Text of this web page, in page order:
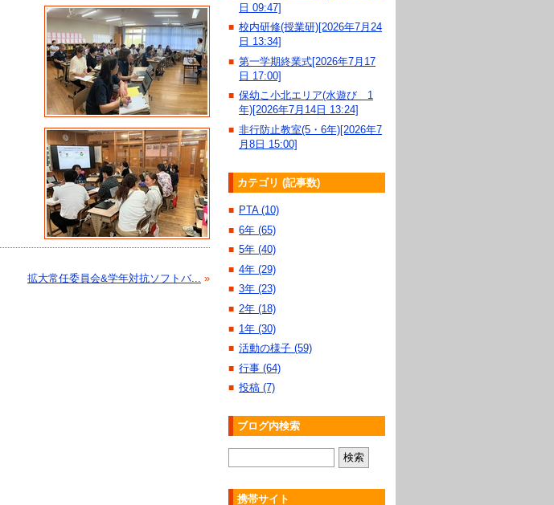
拡大常任委員会&学年対抗ソフトバ... »
日 09:47]
■ 校内研修(授業研)[2026年7月24
日 13:34]
■ 第一学期終業式[2026年7月17
日 17:00]
■ 保幼こ小北エリア(水遊び 1
年)[2026年7月14日 13:24]
■ 非行防止教室(5・6年)[2026年7
月8日 15:00]
カテゴリ (記事数)
■ PTA (10)
■ 6年 (65)
■ 5年 (40)
■ 4年 (29)
■ 3年 (23)
■ 2年 (18)
■ 1年 (30)
■ 活動の様子 (59)
■ 行事 (64)
■ 投稿 (7)
ブログ内検索
携帯サイト